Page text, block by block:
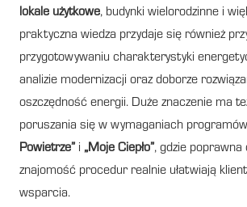
lokale użytkowe, budynki wielorodzinne i
praktyczna wiedza przydaje się również
przygotowywaniu charakterystyki
analizie modernizacji oraz doborze
oszczędność energii. Duże znaczenie ma
poruszania się w wymaganiach programów
Powietrze” i „Moje Ciepło”, gdzie
znajomość procedur realnie ułatwiają
wsparcia.